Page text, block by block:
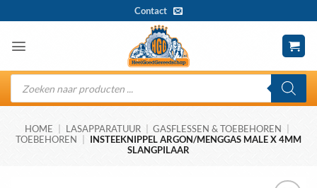
naar
inhoud
Contact
Producten
zoeken
HOME LASAPPARATUUR GASFLESSEN & TOEBEHOREN
TOEBEHOREN
INSTEEKNIPPEL ARGON/MENGGAS MALE X 4MM
SLANGPILAAR